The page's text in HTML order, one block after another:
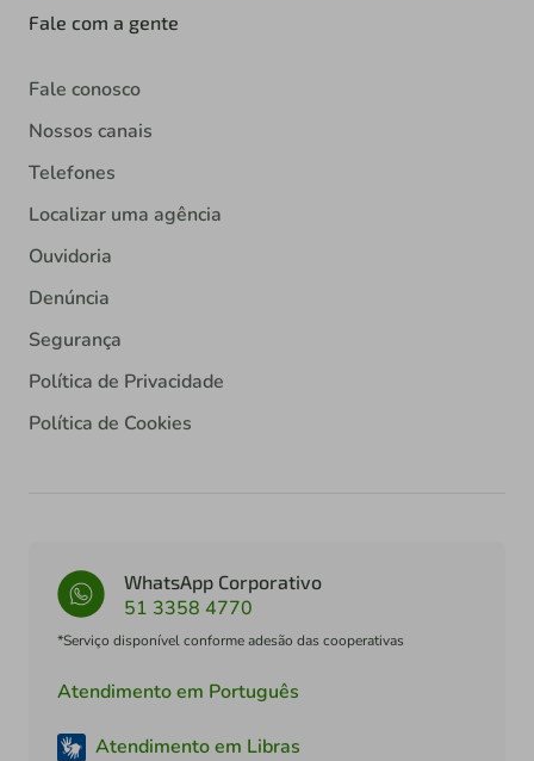
Fale com a gente
Fale conosco
Nossos canais
Telefones
Localizar uma agência
Ouvidoria
Denúncia
Segurança
Política de Privacidade
Política de Cookies
WhatsApp Corporativo
51 3358 4770
*Serviço disponível conforme adesão das cooperativas
Atendimento em Português
Atendimento em Libras